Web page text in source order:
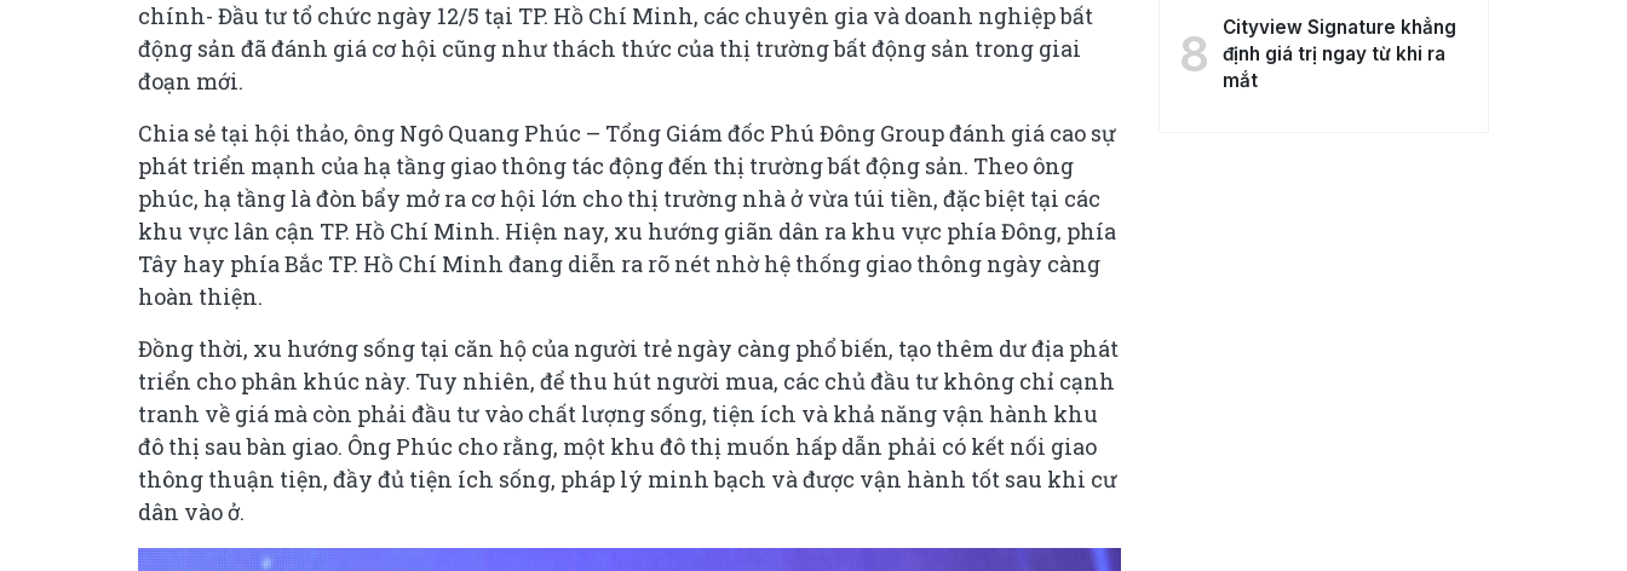
chính- Đầu tư tổ chức ngày 12/5 tại TP. Hồ Chí Minh, các chuyên gia và doanh nghiệp bất
động sản đã đánh giá cơ hội cũng như thách thức của thị trường bất động sản trong giai
đoạn mới.
Chia sẻ tại hội thảo, ông Ngô Quang Phúc – Tổng Giám đốc Phú Đông Group đánh giá cao sự
phát triển mạnh của hạ tầng giao thông tác động đến thị trường bất động sản. Theo ông
phúc, hạ tầng là đòn bẩy mở ra cơ hội lớn cho thị trường nhà ở vừa túi tiền, đặc biệt tại các
khu vực lân cận TP. Hồ Chí Minh. Hiện nay, xu hướng giãn dân ra khu vực phía Đông, phía
Tây hay phía Bắc TP. Hồ Chí Minh đang diễn ra rõ nét nhờ hệ thống giao thông ngày càng
hoàn thiện.
Đồng thời, xu hướng sống tại căn hộ của người trẻ ngày càng phổ biến, tạo thêm dư địa phát
triển cho phân khúc này. Tuy nhiên, để thu hút người mua, các chủ đầu tư không chỉ cạnh
tranh về giá mà còn phải đầu tư vào chất lượng sống, tiện ích và khả năng vận hành khu
đô thị sau bàn giao. Ông Phúc cho rằng, một khu đô thị muốn hấp dẫn phải có kết nối giao
thông thuận tiện, đầy đủ tiện ích sống, pháp lý minh bạch và được vận hành tốt sau khi cư
dân vào ở.
8
Cityview Signature khẳng
định giá trị ngay từ khi ra
mắt